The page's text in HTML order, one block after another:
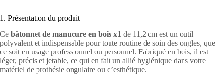
1. Présentation du produit
Ce bâtonnet de manucure en bois x1 de 11,2 cm est un outil
polyvalent et indispensable pour toute routine de soin des ongles, que
ce soit en usage professionnel ou personnel. Fabriqué en bois, il est
léger, précis et jetable, ce qui en fait un allié hygiénique dans votre
matériel de prothésie ongulaire ou d’esthétique.